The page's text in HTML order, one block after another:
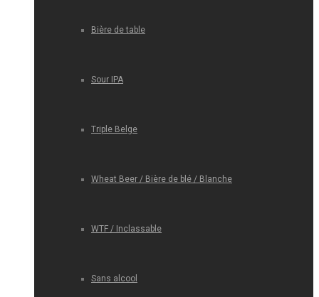
Bière de table
Sour IPA
Triple Belge
Wheat Beer / Bière de blé / Blanche
WTF / Inclassable
Sans alcool